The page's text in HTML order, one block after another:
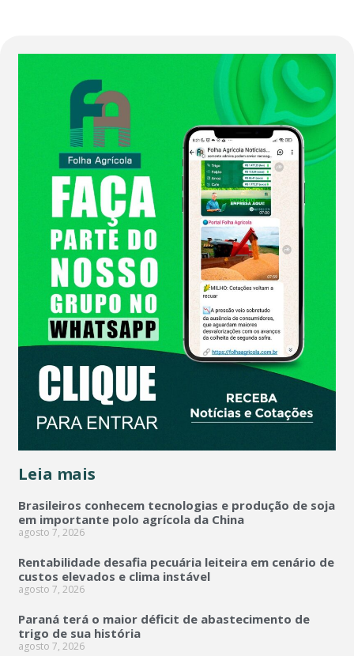
Leia mais
Brasileiros conhecem tecnologias e produção de soja
em importante polo agrícola da China
agosto 7, 2026
Rentabilidade desafia pecuária leiteira em cenário de
custos elevados e clima instável
agosto 7, 2026
Paraná terá o maior déficit de abastecimento de
trigo de sua história
agosto 7, 2026